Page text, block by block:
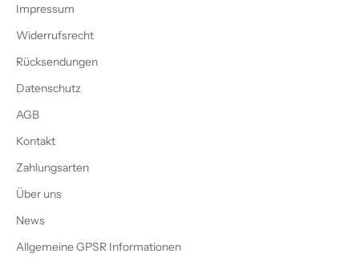
Impressum
Widerrufsrecht
Rücksendungen
Datenschutz
AGB
Kontakt
Zahlungsarten
Über uns
News
Allgemeine GPSR Informationen